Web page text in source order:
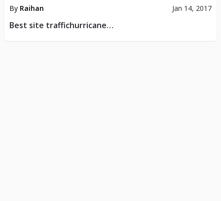
By Raihan Jan 14, 2017
Best site traffichurricane…